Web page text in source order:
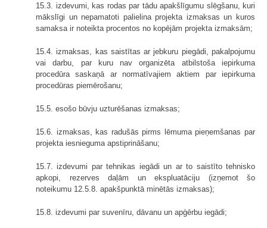
15.3. izdevumi, kas rodas par tādu apakšlīgumu slēgšanu, kuri
mākslīgi un nepamatoti palielina projekta izmaksas un kuros
samaksa ir noteikta procentos no kopējām projekta izmaksām;
15.4. izmaksas, kas saistītas ar jebkuru piegādi, pakalpojumu
vai darbu, par kuru nav organizēta atbilstoša iepirkuma
procedūra saskaņā ar normatīvajiem aktiem par iepirkuma
procedūras piemērošanu;
15.5. esošo būvju uzturēšanas izmaksas;
15.6. izmaksas, kas radušās pirms lēmuma pieņemšanas par
projekta iesnieguma apstiprināšanu;
15.7. izdevumi par tehnikas iegādi un ar to saistīto tehnisko
apkopi, rezerves daļām un ekspluatāciju (izņemot šo
noteikumu 12.5.8. apakšpunktā minētās izmaksas);
15.8. izdevumi par suvenīru, dāvanu un apģērbu iegādi;